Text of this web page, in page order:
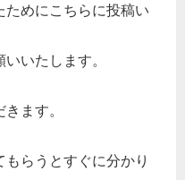
めにこちらに投稿い
いたします。
ます。
らうとすぐに分かり